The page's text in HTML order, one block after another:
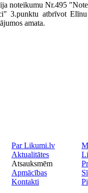
noteikumu Nr.495
3.punktu atbrīvot
amata.
Par Likumi.lv
Aktualitātes
Atsauksmēm
Apmācības
Kontakti